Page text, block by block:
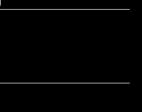
en colofon